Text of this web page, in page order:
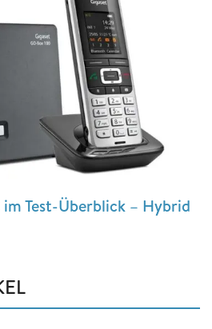
Test-Überblick – Hybrid